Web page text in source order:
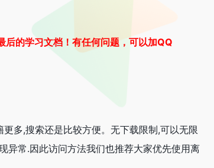
的学习文档！有任何问题，可以加QQ
多,搜索还是比较方便。无下载限制,可以无限
常.因此访问方法我们也推荐大家优先使用离